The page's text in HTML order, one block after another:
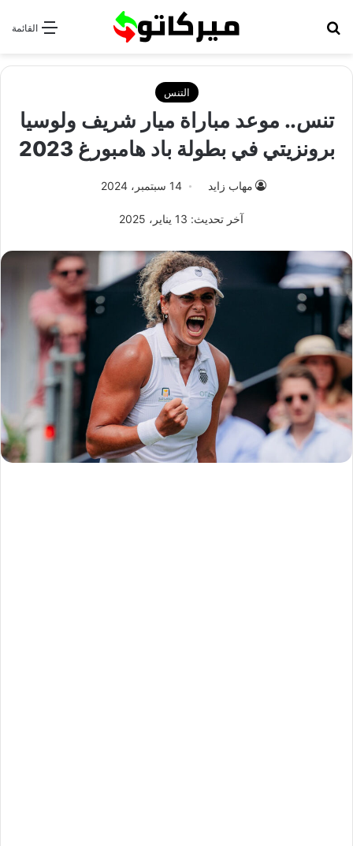
القائمة
التنس
تنس.. موعد مباراة ميار شريف ولوسيا
برونزيتي في بطولة باد هامبورغ 2023
مهاب زايد 14 سبتمبر، 2024
آخر تحديث: 13 يناير، 2025